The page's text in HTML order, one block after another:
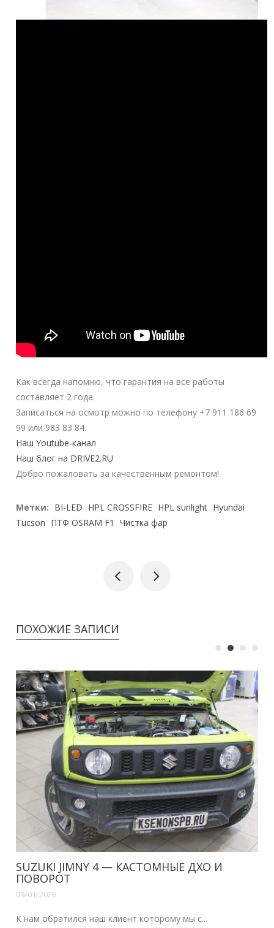
Как всегда напомню, что гарантия на все работы
составляет 2 года.
Записаться на осмотр можно по телефону +7 911 186 69
99 или 983 83 84.
Наш Youtube-канал
Наш блог на DRIVE2.RU
Добро пожаловать за качественным ремонтом!
Метки: BI-LED HPL CROSSFIRE HPL sunlight Hyundai
Tucson ПТФ OSRAM F1 Чистка фар
ПОХОЖИЕ ЗАПИСИ
SUZUKI JIMNY 4 — КАСТОМНЫЕ ДХО И
ПОВОРОТ
09/01/2026
К нам обратился наш клиент которому мы с...